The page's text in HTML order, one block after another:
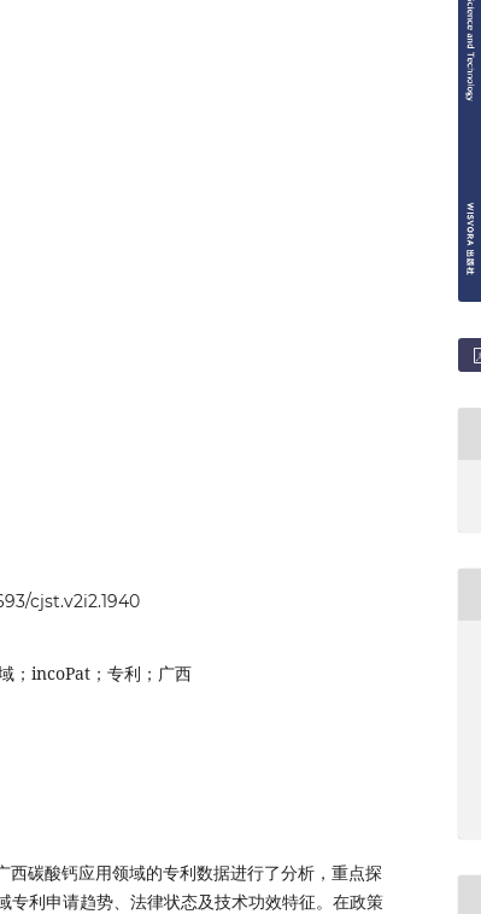
cjst.v2i2.1940
；incoPat；专利；广西
碳酸钙应用领域的专利数据进行了分析，重点探
专利申请趋势、法律状态及技术功效特征。在政策